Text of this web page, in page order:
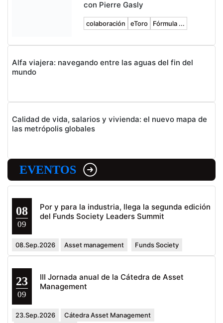
con Pierre Gasly
colaboración eToro Fórmula ...
Alfa viajera: navegando entre las aguas del fin del
mundo
Calidad de vida, salarios y vivienda: el nuevo mapa de
las metrópolis globales
EVENTOS
08
09
Por y para la industria, llega la segunda edición
del Funds Society Leaders Summit
08.Sep.2026 Asset management Funds Society
23
09
III Jornada anual de la Cátedra de Asset
Management
23.Sep.2026
Cátedra Asset Management